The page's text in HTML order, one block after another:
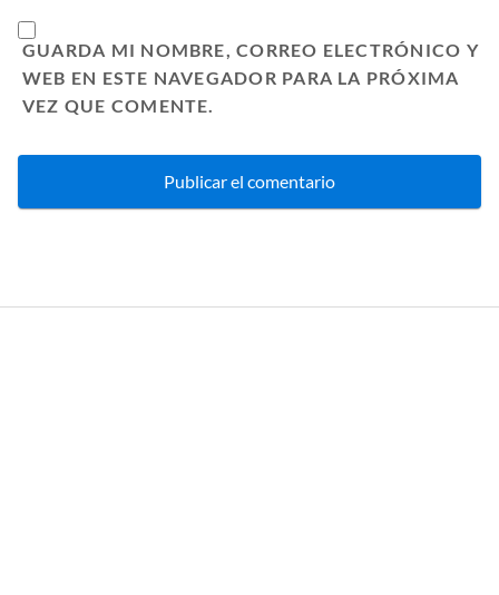
GUARDA MI NOMBRE, CORREO ELECTRÓNICO Y
WEB EN ESTE NAVEGADOR PARA LA PRÓXIMA
VEZ QUE COMENTE.